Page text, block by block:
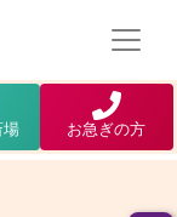
場 お急ぎの方